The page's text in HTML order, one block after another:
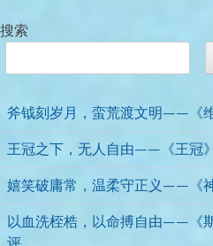
搜索
斧钺刻岁月，蛮荒渡文明——《
王冠之下，无人自由——《王冠
嬉笑破庸常，温柔守正义——《
以血洗桎梏，以命搏自由——《